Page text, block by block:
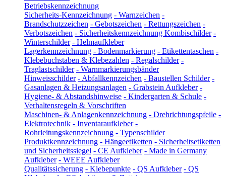
Betriebskennzeichnung
Sicherheits-Kennzeichnung - Warnzeichen -
Brandschutzzeichen - Gebotszeichen - Rettungszeichen -
Verbotszeichen - Sicherheitskennzeichnung Kombischilder -
Winterschilder - Helmaufkleber
Lagerkennzeichnung - Bodenmarkierung - Etikettentaschen -
Klebebuchstaben & Klebezahlen - Regalschilder -
Traglastschilder - Warnmarkierungsbänder
Hinweisschilder - Abfallkennzeichen - Baustellen Schilder -
Gasanlagen & Heizungsanlagen - Grabstein Aufkleber -
Hygiene- & Abstandshinweise - Kindergarten & Schule -
Verhaltensregeln & Vorschriften
Maschinen- & Anlagenkennzeichnung - Drehrichtungspfeile -
Elektrotechnik - Inventaraufkleber -
Rohrleitungskennzeichnung - Typenschilder
Produktkennzeichnung - Hängeetiketten - Sicherheitsetiketten
und Sicherheitssiegel - CE Aufkleber - Made in Germany
Aufkleber - WEEE Aufkleber
Qualitätssicherung - Klebepunkte - QS Aufkleber - QS